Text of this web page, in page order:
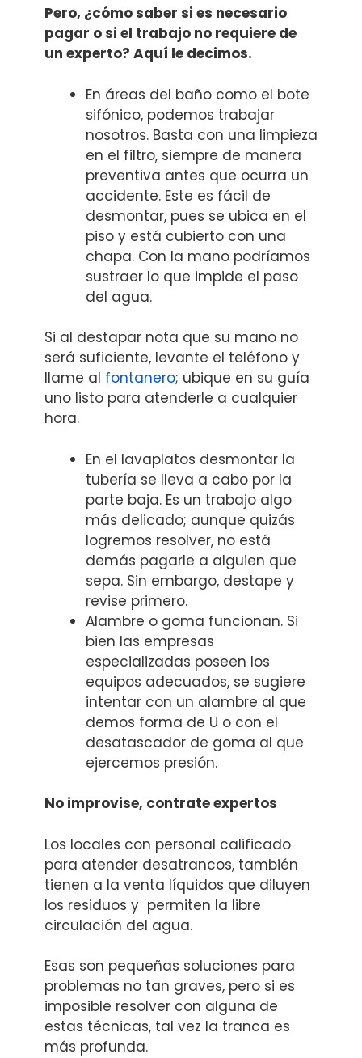
Pero, ¿cómo saber si es necesario
pagar o si el trabajo no requiere de
un experto? Aquí le decimos.
En áreas del baño como el bote
sifónico, podemos trabajar
nosotros. Basta con una limpieza
en el filtro, siempre de manera
preventiva antes que ocurra un
accidente. Este es fácil de
desmontar, pues se ubica en el
piso y está cubierto con una
chapa. Con la mano podríamos
sustraer lo que impide el paso
del agua.
Si al destapar nota que su mano no
será suficiente, levante el teléfono y
llame al fontanero; ubique en su guía
uno listo para atenderle a cualquier
hora.
En el lavaplatos desmontar la
tubería se lleva a cabo por la
parte baja. Es un trabajo algo
más delicado; aunque quizás
logremos resolver, no está
demás pagarle a alguien que
sepa. Sin embargo, destape y
revise primero.
Alambre o goma funcionan. Si
bien las empresas
especializadas poseen los
equipos adecuados, se sugiere
intentar con un alambre al que
demos forma de U o con el
desatascador de goma al que
ejercemos presión.
No improvise, contrate expertos
Los locales con personal calificado
para atender desatrancos, también
tienen a la venta líquidos que diluyen
los residuos y permiten la libre
circulación del agua.
Esas son pequeñas soluciones para
problemas no tan graves, pero si es
imposible resolver con alguna de
estas técnicas, tal vez la tranca es
más profunda.